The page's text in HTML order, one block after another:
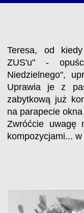
Teresa, od
ZUS'u" -
Niedzielnego",
Uprawia je z
zabytkową już
na parapecie
Zwróćcie uwagę
kompozycjami...